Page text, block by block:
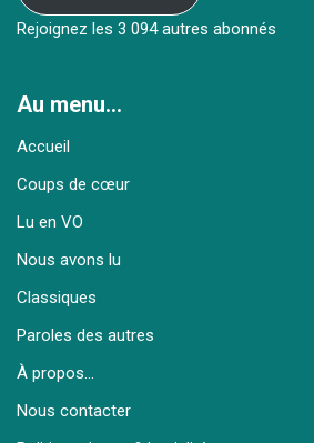
Rejoignez les 3 094 autres abonnés
Au menu…
Accueil
Coups de cœur
Lu en VO
Nous avons lu
Classiques
Paroles des autres
À propos…
Nous contacter